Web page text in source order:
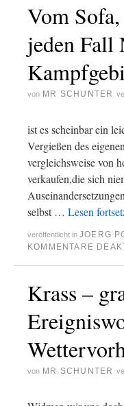
Vom
jeden Fall
von MR SCHUNTER
ist es scheinbar ein
Vergießen des
vergleichsweise von
verkaufen,die sich
selbst … Lesen
veröffentlicht in JOERG
KOMMENTARE
Krass –
von MR SCHUNTER